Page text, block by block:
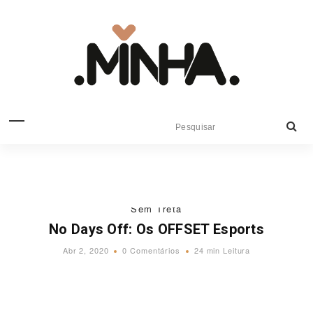
Sem Treta
No Days Off: Os OFFSET Esports
Abr 2, 2020 0 Comentários 24 min Leitura